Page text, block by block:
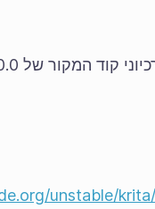
unstable/